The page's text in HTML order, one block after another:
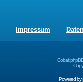
Impressum
Cobalt
Powered by